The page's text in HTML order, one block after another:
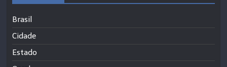
Brasil
Cidade
Estado